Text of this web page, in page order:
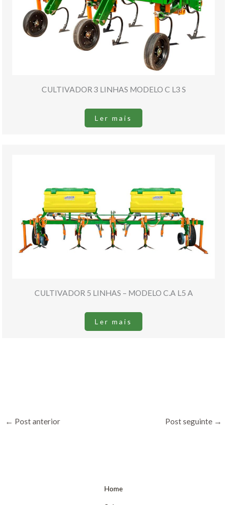
CULTIVADOR 3 LINHAS MODELO C L3 S
Ler mais
CULTIVADOR 5 LINHAS – MODELO C.A L5 A
Ler mais
← Post anterior Post seguinte →
Home